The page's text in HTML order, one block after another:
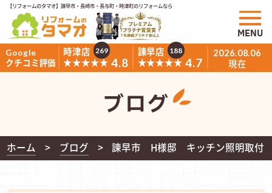
【リフォームのタマオ】諫早市・長崎市・長与町・時津町のリフォームなら
Google
クチコミ評価
時津店
★★★★★ 4.8
269
諫早店
★★★★★ 4.7
188 2026.08.06
現在
MENU
ブログ
ホーム ブログ 諫早市 H様邸 キッチン照明取付